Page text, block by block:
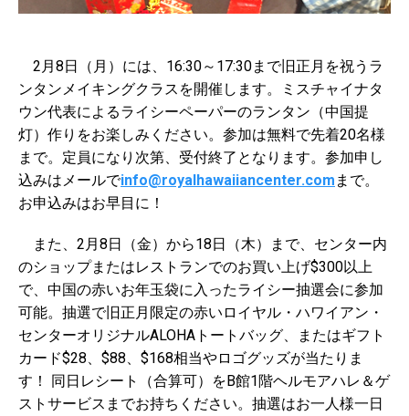
2月8日（月）には、16:30～17:30まで旧正月を祝うラ
ンタンメイキングクラスを開催します。ミスチャイナタ
ウン代表によるライシーペーパーのランタン（中国提
灯）作りをお楽しみください。参加は無料で先着20名様
まで。定員になり次第、受付終了となります。参加申し
込みはメールでinfo@royalhawaiiancenter.com まで。
お申込みはお早目に！
また、2月8日（金）から18日（木）まで、センター内
のショップまたはレストランでのお買い上げ$300以上
で、中国の赤いお年玉袋に入ったライシー抽選会に参加
可能。抽選で旧正月限定の赤いロイヤル・ハワイアン・
センターオリジナルALOHAトートバッグ、またはギフト
カード$28、$88、$168相当やロゴグッズが当たりま
す！ 同日レシート（合算可）をB館1階ヘルモアハレ＆ゲ
ストサービスまでお持ちください。抽選はお一人様一日